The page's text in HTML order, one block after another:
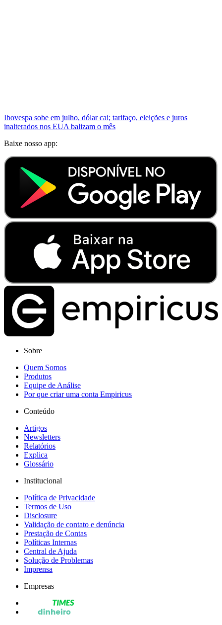
Ibovespa sobe em julho, dólar cai; tarifaço, eleições e juros
inalterados nos EUA balizam o mês
Baixe nosso app:
Sobre
Quem Somos
Produtos
Equipe de Análise
Por que criar uma conta Empiricus
Conteúdo
Artigos
Newsletters
Relatórios
Explica
Glossário
Institucional
Política de Privacidade
Termos de Uso
Disclosure
Validação de contato e denúncia
Prestação de Contas
Políticas Internas
Central de Ajuda
Solução de Problemas
Imprensa
Empresas